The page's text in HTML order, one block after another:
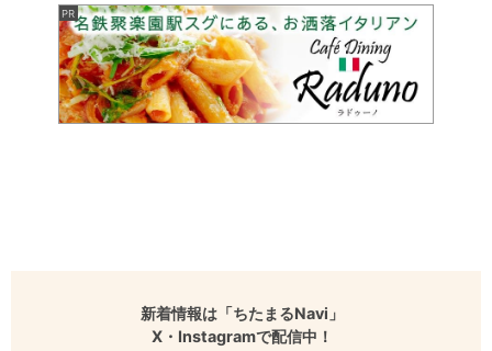
新着情報は「ちたまるNavi」
X・Instagramで配信中！